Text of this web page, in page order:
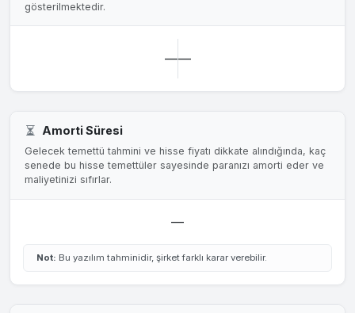
gösterilmektedir.
——
Amorti Süresi
Gelecek temettü tahmini ve hisse fiyatı dikkate alındığında, kaç
senede bu hisse temettüler sayesinde paranızı amorti eder ve
maliyetinizi sıfırlar.
—
Not: Bu yazılım tahminidir, şirket farklı karar verebilir.